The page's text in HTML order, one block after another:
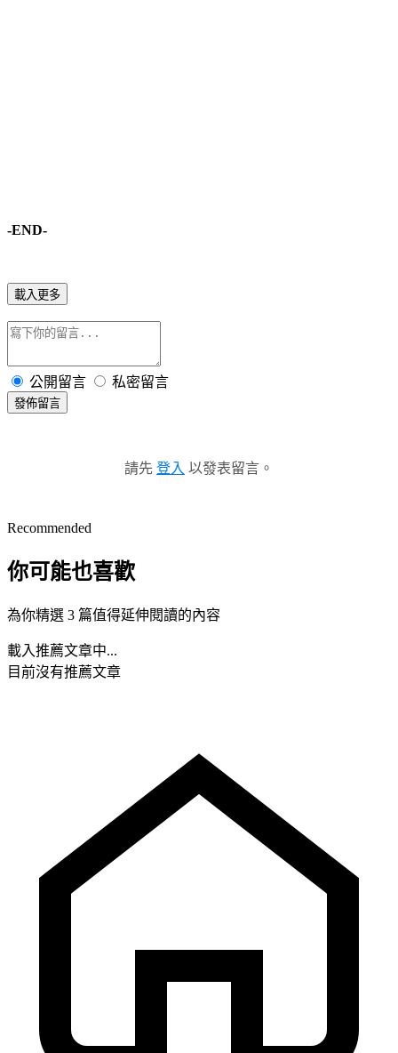
-END-
載入更多
公開留言 私密留言
發佈留言
請先 登入 以發表留言。
Recommended
你可能也喜歡
為你精選 3 篇值得延伸閱讀的內容
載入推薦文章中...
目前沒有推薦文章